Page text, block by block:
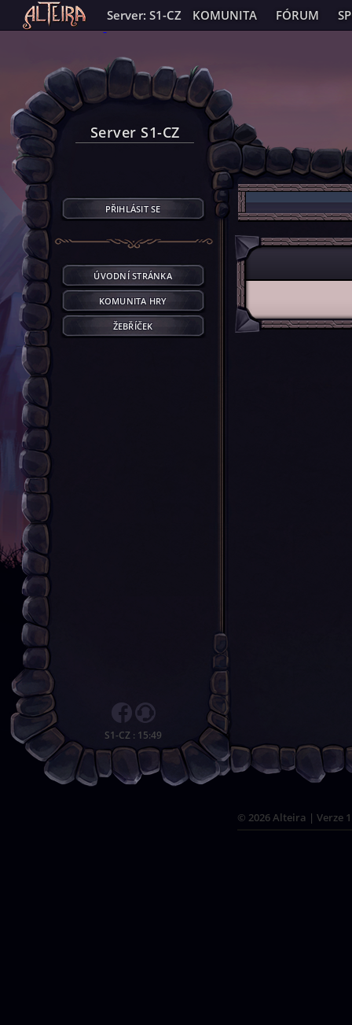
Server: S1-CZ KOMUNITA FÓRUM
Server S1-CZ
PŘIHLÁSIT SE
ÚVODNÍ STRÁNKA
KOMUNITA HRY
ŽEBŘÍČEK
S1-CZ : 15:49
© 2026 Alteira | Verze